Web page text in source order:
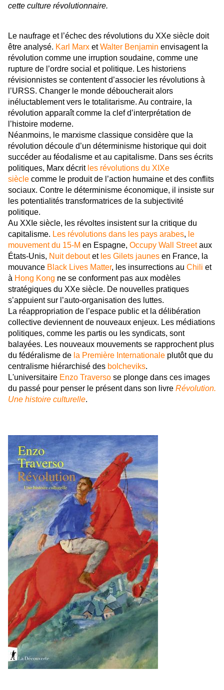
cette culture révolutionnaire.
Le naufrage et l’échec des révolutions du XXe siècle doit
être analysé. Karl Marx etWalter Benjamin envisagent la
révolution comme une irruption soudaine, comme une
rupture de l’ordre social et politique. Les historiens
révisionnistes se contentent d’associer les révolutions à
l’URSS. Changer le monde déboucherait alors
inéluctablement vers le totalitarisme. Au contraire, la
révolution apparaît comme la clef d’interprétation de
l’histoire moderne.
Néanmoins, le marxisme classique considère que la
révolution découle d’un déterminisme historique qui doit
succéder au féodalisme et au capitalisme. Dans ses écrits
politiques, Marx décrit les révolutions du XIXe
siècle comme le produit de l’action humaine et des conflits
sociaux. Contre le déterminisme économique, il insiste sur
les potentialités transformatrices de la subjectivité
politique.
Au XXIe siècle, les révoltes insistent sur la critique du
capitalisme. Les révolutions dans les pays arabes, le
mouvement du 15-M en Espagne, Occupy Wall Streetaux
États-Unis, Nuit deboutet les Gilets jaunes en France, la
mouvance Black Lives Matter, les insurrections au Chili et
à Hong Kong ne se conforment pas aux modèles
stratégiques du XXe siècle. De nouvelles pratiques
s’appuient sur l’auto-organisation des luttes.
La réappropriation de l’espace public et la délibération
collective deviennent de nouveaux enjeux. Les médiations
politiques, comme les partis ou les syndicats, sont
balayées. Les nouveaux mouvements se rapprochent plus
du fédéralisme de la Première Internationale plutôt que du
centralisme hiérarchisé des bolcheviks.
L'universitaire Enzo Traverso se plonge dans ces images
du passé pour penser le présent dans son livre Révolution.
Une histoire culturelle.